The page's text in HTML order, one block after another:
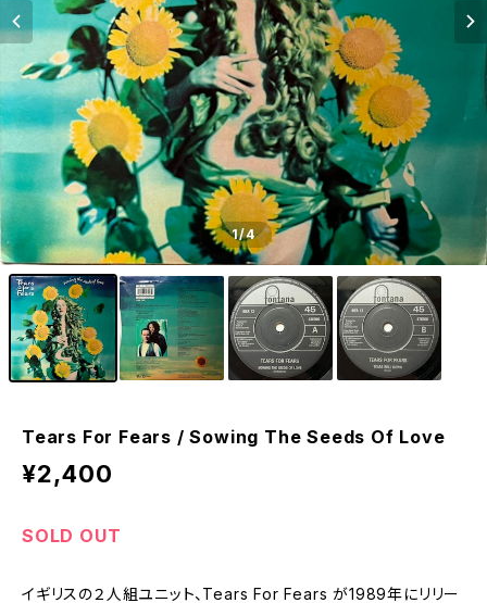
1/4
Tears For Fears / Sowing The Seeds Of Love
¥2,400
SOLD OUT
イギリスの２人組ユニット、Tears For Fears が1989年にリリー